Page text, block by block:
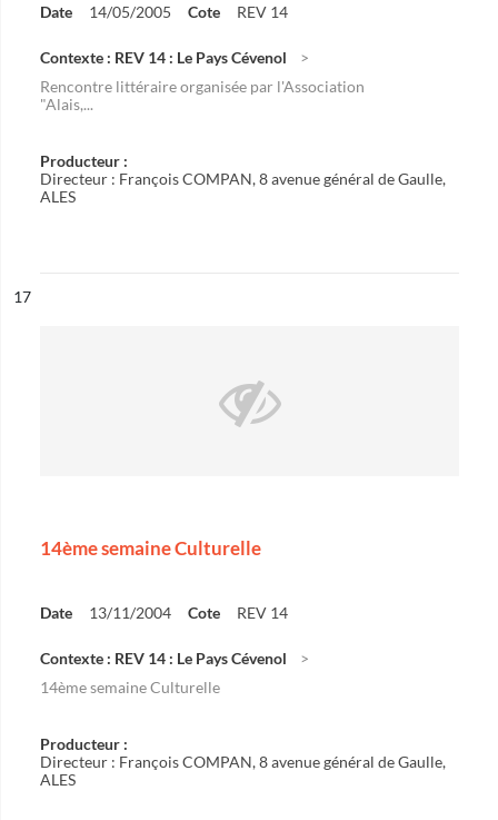
Date 14/05/2005 Cote REV 14
Contexte : REV 14 : Le Pays Cévenol
Rencontre littéraire organisée par l'Association
"Alais,...
Producteur :
Directeur : François COMPAN, 8 avenue général de Gaulle,
ALES
n°
17
14ème semaine Culturelle
Date 13/11/2004 Cote REV 14
Contexte : REV 14 : Le Pays Cévenol
14ème semaine Culturelle
Producteur :
Directeur : François COMPAN, 8 avenue général de Gaulle,
ALES